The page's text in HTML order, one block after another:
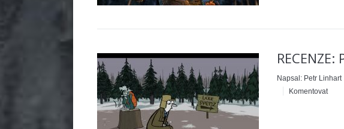
Napsal: Petr Linhart
Komentovat